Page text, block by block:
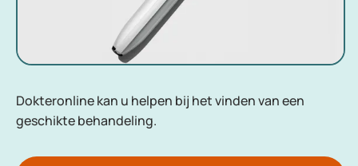
Dokteronline kan u helpen bij het vinden van een
geschikte behandeling.